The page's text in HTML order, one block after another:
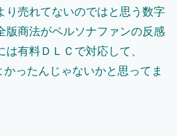
り売れてないのではと思う数字
版商法がペルソナファンの反感
有料ＤＬＣで対応して、
ったんじゃないかと思ってま